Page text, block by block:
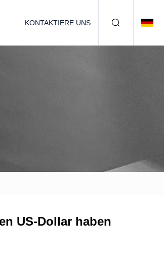
KONTAKTIERE UNS
US-Dollar haben